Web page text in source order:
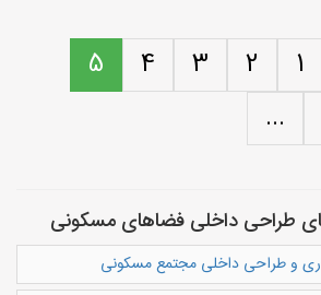
1
2
3
4
5
...
طراحی داخلی فضاهای مسکونی
و طراحی داخلی مجتمع مسکونی